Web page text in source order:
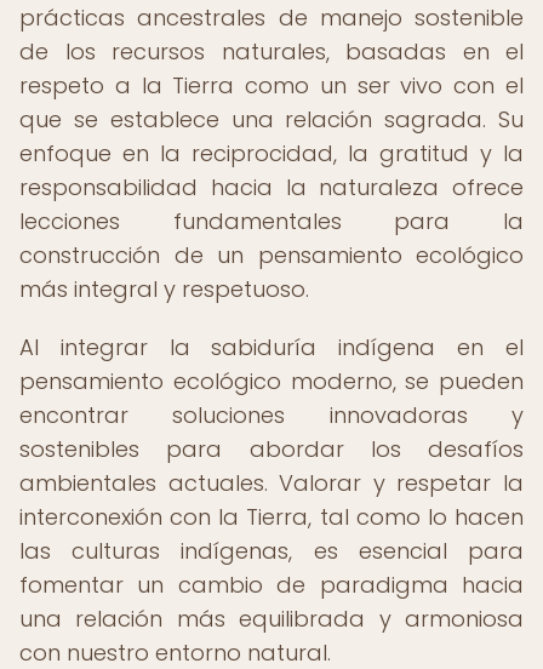
prácticas ancestrales de manejo sostenible
de los recursos naturales, basadas en el
respeto a la Tierra como un ser vivo con el
que se establece una relación sagrada. Su
enfoque en la reciprocidad, la gratitud y la
responsabilidad hacia la naturaleza ofrece
lecciones fundamentales para la
construcción de un pensamiento ecológico
más integral y respetuoso.
Al integrar la sabiduría indígena en el
pensamiento ecológico moderno, se pueden
encontrar soluciones innovadoras y
sostenibles para abordar los desafíos
ambientales actuales. Valorar y respetar la
interconexión con la Tierra, tal como lo hacen
las culturas indígenas, es esencial para
fomentar un cambio de paradigma hacia
una relación más equilibrada y armoniosa
con nuestro entorno natural.